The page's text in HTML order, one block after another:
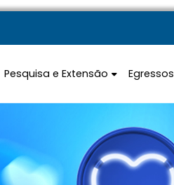
Pesquisa e Extensão Egressos